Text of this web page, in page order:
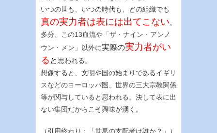
いつの世も、いつの時代も、どの組織でも
真の実力者は表には出てこない。
多分、この13血流や「ザ・ナイン・アンノ
ウン・メン」以外に実際の実力者がい
る と思われる。
想像すると、文明や国の始まりであるイギリ
スなどのヨーロッパ圏、世界の三大宗教関係
等が関与していると思われる。決して表に出
ない集団だからこそ興味が湧く。
（引用終わり：「世界の支配者は誰か？」）